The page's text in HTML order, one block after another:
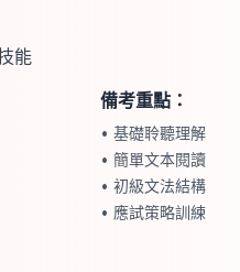
能
備考重點：
• 基礎聆聽理解
• 簡單文本閱讀
• 初級文法結構
• 應試策略訓練